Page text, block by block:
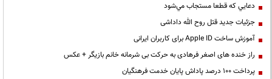
دعايي كه قطعا مستجاب مي‌شود
جزئیات جدید قتل روح الله داداشی
آموزش ساخت Apple ID برای کاربران ایرانی
راز خنده های اصغر فرهادی به حرکت بی شرمانه خانم بازیگر + عکس
پرداخت ۱۰۰ درصد پاداش پایان خدمت فرهنگیان